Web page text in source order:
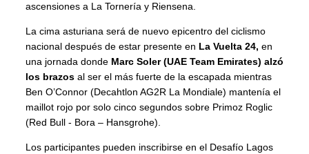
ascensiones a La Tornería y Riensena.
La cima asturiana será de nuevo epicentro del ciclismo
nacional después de estar presente en La Vuelta 24, en
una jornada donde Marc Soler (UAE Team Emirates) alzó
los brazos al ser el más fuerte de la escapada mientras
Ben O’Connor (Decahtlon AG2R La Mondiale) mantenía el
maillot rojo por solo cinco segundos sobre Primoz Roglic
(Red Bull - Bora – Hansgrohe).
Los participantes pueden inscribirse en el Desafío Lagos